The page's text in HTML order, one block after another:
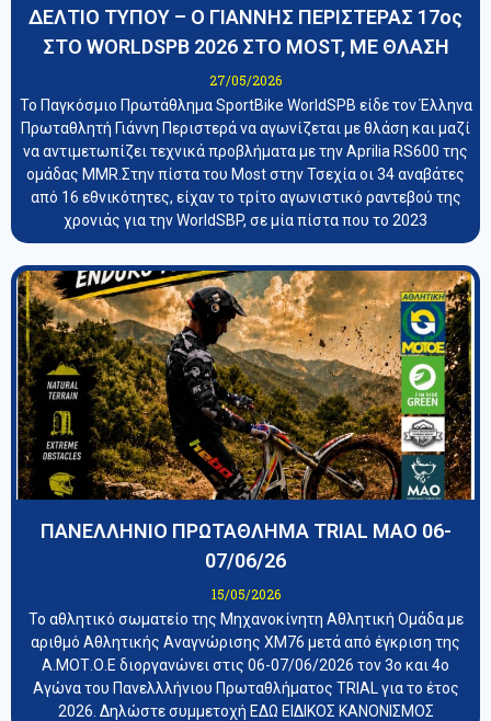
ΔΕΛΤΙΟ ΤΥΠΟΥ – Ο ΓΙΑΝΝΗΣ ΠΕΡΙΣΤΕΡΑΣ 17ος
ΣΤΟ WORLDSPB 2026 ΣΤΟ MOST, ΜΕ ΘΛΑΣΗ
27/05/2026
Το Παγκόσμιο Πρωτάθλημα SportBike WorldSPB είδε τον Έλληνα
Πρωταθλητή Γιάννη Περιστερά να αγωνίζεται με θλάση και μαζί
να αντιμετωπίζει τεχνικά προβλήματα με την Aprilia RS600 της
ομάδας MMR.Στην πίστα του Most στην Τσεχία οι 34 αναβάτες
από 16 εθνικότητες, είχαν το τρίτο αγωνιστικό ραντεβού της
χρονιάς για την WorldSBP, σε μία πίστα που το 2023
ΠΑΝΕΛΛΗΝΙΟ ΠΡΩΤΑΘΛΗΜΑ TRIAL ΜΑΟ 06-
07/06/26
15/05/2026
Το αθλητικό σωματείο της Μηχανοκίνητη Αθλητική Ομάδα με
αριθμό Αθλητικής Αναγνώρισης ΧΜ76 μετά από έγκριση της
Α.ΜΟΤ.Ο.Ε διοργανώνει στις 06-07/06/2026 τον 3ο και 4ο
Αγώνα του Πανελλλήνιου Πρωταθλήματος TRIAL για το έτος
2026. Δηλώστε συμμετοχή ΕΔΩ ΕΙΔΙΚΟΣ ΚΑΝΟΝΙΣΜΟΣ